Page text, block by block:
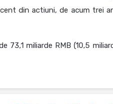
din actiuni, de acum trei
miliarde RMB (10,5